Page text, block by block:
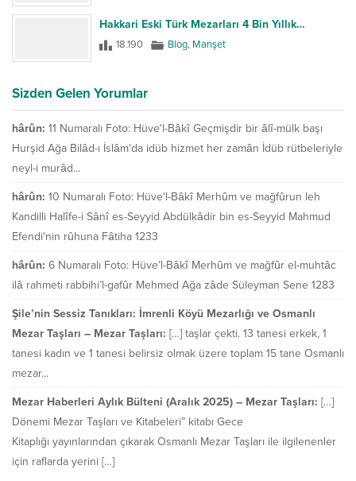
Hakkari Eski Türk Mezarları 4 Bin Yıllık…
18.190 Blog, Manşet
Sizden Gelen Yorumlar
hârûn: 11 Numaralı Foto: Hüve'l-Bâkî Geçmişdir bir âlî-mülk başı
Hurşid Ağa Bilâd-ı İslâm'da idüb hizmet her zamân İdüb rütbeleriyle
neyl-i murâd...
hârûn: 10 Numaralı Foto: Hüve'l-Bâkî Merhûm ve mağfûrun leh
Kandilli Halîfe-i Sânî es-Seyyid Abdülkâdir bin es-Seyyid Mahmud
Efendi'nin rûhuna Fâtiha 1233
hârûn: 6 Numaralı Foto: Hüve’l-Bâkî Merhûm ve mağfûr el-muhtâc
ilâ rahmeti rabbihi’l-gafûr Mehmed Ağa zâde Süleyman Sene 1283
Şile’nin Sessiz Tanıkları: İmrenli Köyü Mezarlığı ve Osmanlı
Mezar Taşları – Mezar Taşları: […] taşlar çekti. 13 tanesi erkek, 1
tanesi kadın ve 1 tanesi belirsiz olmak üzere toplam 15 tane Osmanlı
mezar...
Mezar Haberleri Aylık Bülteni (Aralık 2025) – Mezar Taşları: […]
Dönemi Mezar Taşları ve Kitabeleri” kitabı Gece
Kitaplığı yayınlarından çıkarak Osmanlı Mezar Taşları ile ilgilenenler
için raflarda yerini […]